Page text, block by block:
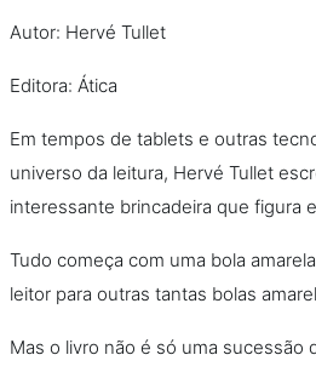
Autor: Hervé Tullet
Editora: Ática
Em tempos de tablets e outras
universo da leitura, Hervé Tullet
interessante brincadeira que figura
Tudo começa com uma bola
leitor para outras tantas bolas
Mas o livro não é só uma sucessão